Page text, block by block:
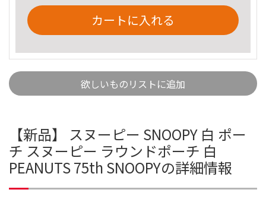
カートに入れる
欲しいものリストに追加
【新品】 スヌーピー SNOOPY 白 ポー
チ スヌーピー ラウンドポーチ 白
PEANUTS 75th SNOOPYの詳細情報